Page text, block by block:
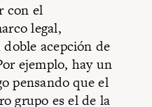
con el
legal,
acepción de
ejemplo, hay un
pensando que el
grupo es el de la